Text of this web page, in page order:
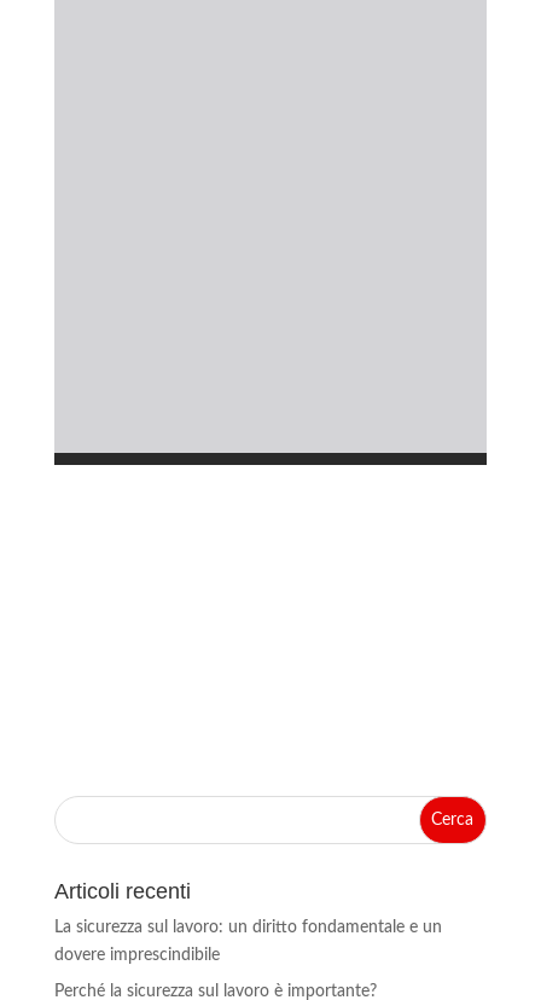
Articoli recenti
La sicurezza sul lavoro: un diritto fondamentale e un
dovere imprescindibile
Perché la sicurezza sul lavoro è importante?